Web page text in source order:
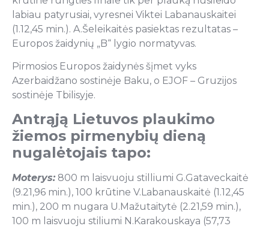
labiau patyrusiai, vyresnei Viktei Labanauskaitei
(1.12,45 min.). A.Šeleikaitės pasiektas rezultatas –
Europos žaidynių „B“ lygio normatyvas.
Pirmosios Europos žaidynės šįmet vyks
Azerbaidžano sostinėje Baku, o EJOF – Gruzijos
sostinėje Tbilisyje.
Antrąją Lietuvos plaukimo
žiemos pirmenybių dieną
nugalėtojais tapo:
Moterys: 800 m laisvuoju stilliumi G.Gataveckaitė
(9.21,96 min.), 100 krūtine V.Labanauskaitė (1.12,45
min.), 200 m nugara U.Mažutaitytė (2.21,59 min.),
100 m laisvuoju stiliumi N.Karakouskaya (57,73